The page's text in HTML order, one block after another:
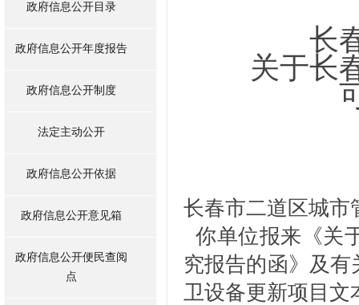
政府信息公开目录
政府信息公开年度报告
政府信息公开制度
法定主动公开
政府信息公开依据
政府信息公开意见箱
政府信息公开便民查阅
点
长
关于长
长春市二道区城市
你单位报来《关
究报告的函》及
卫设备更新项目文